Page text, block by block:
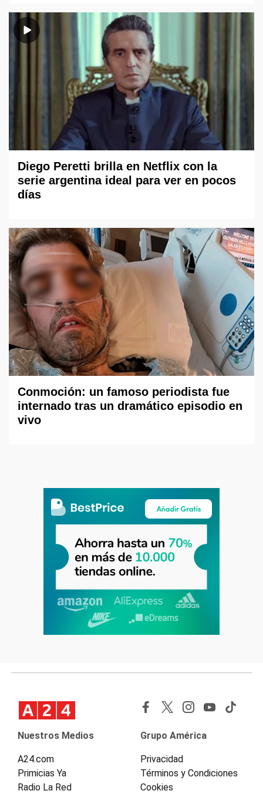
Diego Peretti brilla en Netflix con la
serie argentina ideal para ver en pocos
días
Conmoción: un famoso periodista fue
internado tras un dramático episodio en
vivo
Nuestros Medios
A24.com
Primicias Ya
Radio La Red
Grupo América
Privacidad
Términos y Condiciones
Cookies